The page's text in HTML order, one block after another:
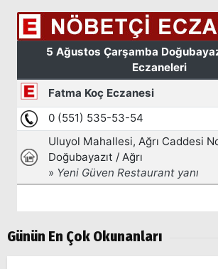
Günün En Çok Okunanları